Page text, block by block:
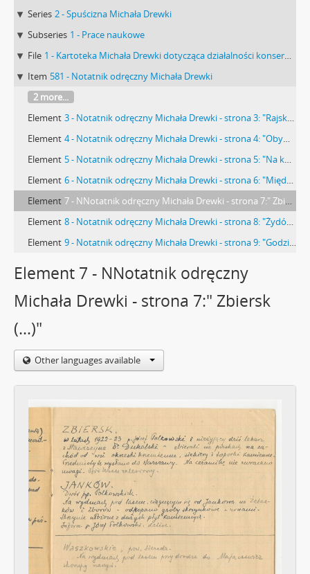
Series 2 - Spuścizna Michała Drewki
Subseries 1 - Prace naukowe
File 1 - Kartoteka Michała Drewki dotycząca działalności konserwatorskiej
Item 581 - Notatnik odręczny Michała Drewki
2 more...
Element 3 - Notatnik odręczny Michała Drewki - strona 3: "Rajsko - moneta rzymska (…)"
Element 4 - Notatnik odręczny Michała Drewki - strona 4: "Obyw. Korycki (…)"
Element 5 - Notatnik odręczny Michała Drewki - strona 5: "Na konferencji naukowej (…)"
Element 6 - Notatnik odręczny Michała Drewki - strona 6: "Między mostem koło cmentarza (…)"
Element 7 - NNotatnik odręczny Michała Drewki - strona 7:" Zbiersk (…)"
Element 8 - Notatnik odręczny Michała Drewki - strona 8: "Żydów gm. (…)"
Element 9 - Notatnik odręczny Michała Drewki - strona 9: "Godziesze (…)"
Element 7 - NNotatnik odręczny
Michała Drewki - strona 7:" Zbiersk
(…)"
Other languages available